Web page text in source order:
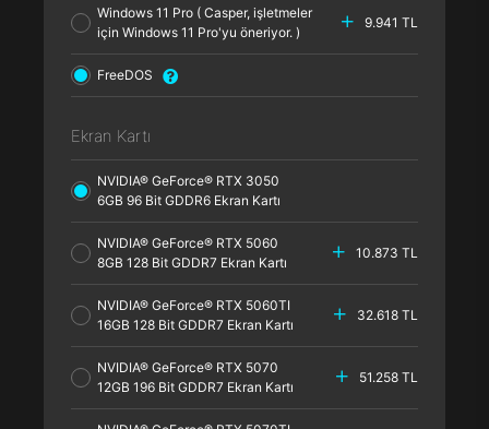
Windows 11 Pro ( Casper, işletmeler
için Windows 11 Pro'yu öneriyor. )
9.941 TL
FreeDOS
Ekran Kartı
NVIDIA® GeForce® RTX 3050
6GB 96 Bit GDDR6 Ekran Kartı
NVIDIA® GeForce® RTX 5060
8GB 128 Bit GDDR7 Ekran Kartı
10.873 TL
NVIDIA® GeForce® RTX 5060TI
16GB 128 Bit GDDR7 Ekran Kartı
32.618 TL
NVIDIA® GeForce® RTX 5070
12GB 196 Bit GDDR7 Ekran Kartı
51.258 TL